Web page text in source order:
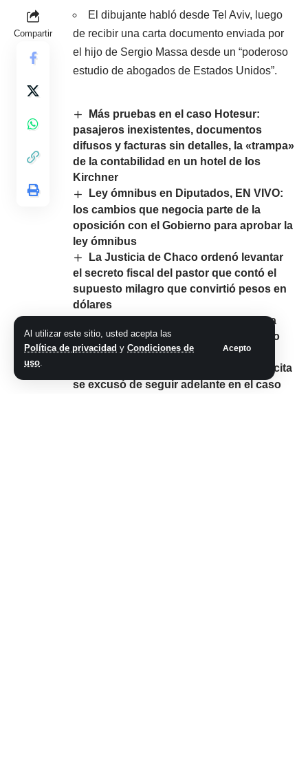
Al utilizar este sitio, usted acepta las
Política de privacidad y Condiciones de
uso.
Acepto
Compartir
El dibujante habló desde Tel Aviv, luego
de recibir una carta documento enviada por
el hijo de Sergio Massa desde un “poderoso
estudio de abogados de Estados Unidos”.
Más pruebas en el caso Hotesur:
pasajeros inexistentes, documentos
difusos y facturas sin detalles, la «trampa»
de la contabilidad en un hotel de los
Kirchner
Ley ómnibus en Diputados, EN VIVO:
los cambios que negocia parte de la
oposición con el Gobierno para aprobar la
ley ómnibus
La Justicia de Chaco ordenó levantar
el secreto fiscal del pastor que contó el
supuesto milagro que convirtió pesos en
dólares
El Gobierno apura al Congreso para
que trate y apruebe la ley ómnibus: «No
hay plata, pero tampoco hay tiempo»
De manera sorpresiva, el fiscal Pollicita
se excusó de seguir adelante en el caso